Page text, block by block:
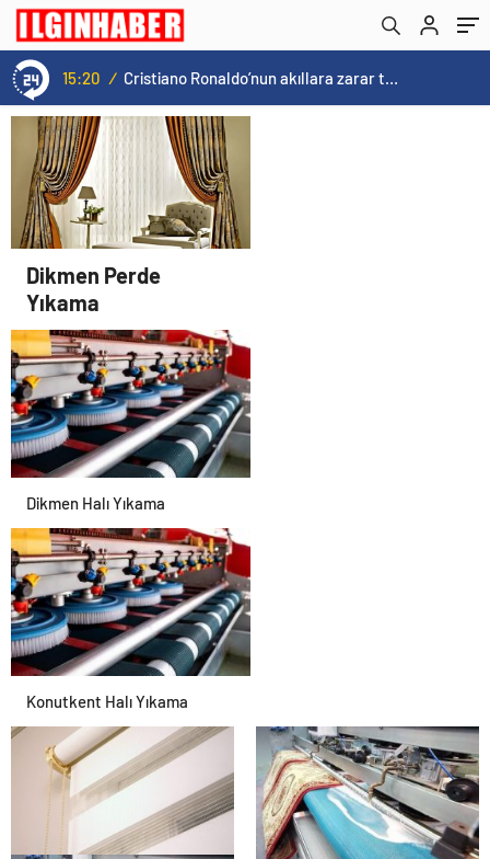
15:20 / Cristiano Ronaldo’nun akıllara zarar tüm kariyerinin istatistiğini çıkardık !
Dikmen Perde
Yıkama
Dikmen Halı Yıkama
Konutkent Halı Yıkama